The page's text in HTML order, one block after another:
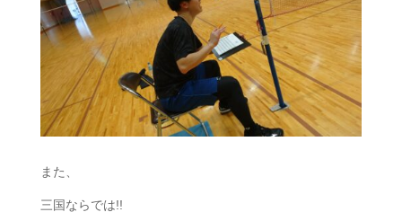
また、
三国ならでは!!